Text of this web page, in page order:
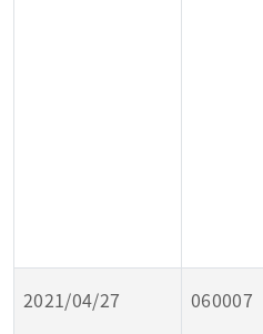
2021/04/27
060007